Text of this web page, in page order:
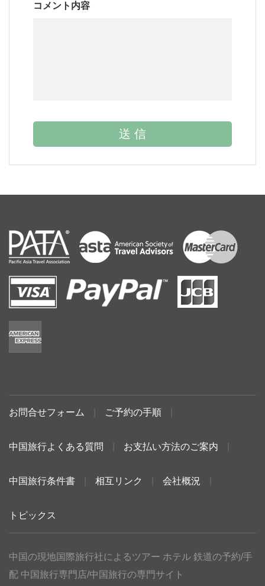
コメント内容
お問合せフォーム ご予約の手順
中国旅行よくある質問 お支払い方法のご案内
中国旅行条件書 相互リンク 会社概況
トピックス
中国の現地国際旅行社によるツアー ホテル 鉄道の予約/手
配 中国旅行専門店/中国旅行の専門サイト